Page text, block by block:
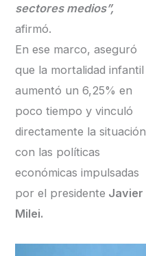
sectores medios”,
afirmó.
En ese marco, aseguró
que la mortalidad infantil
aumentó un 6,25% en
poco tiempo y vinculó
directamente la situación
con las políticas
económicas impulsadas
por el presidente Javier
Milei.